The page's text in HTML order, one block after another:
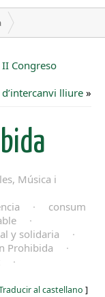
II Congreso
lliure »
Música i
·
consum
·
y solidaria
·
Prohibida
·
·
al castellano ]